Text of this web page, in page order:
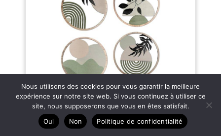
Carreaux muraux en diamant 3D :
excellente décoration pour le salon,
la chambre, la salle de bain, derrière
le téléviseur, au mur, au plafond,
pour tout type de local commercial
ou d’habitation.
Vous pouvez également peindre les
étagères en bois pour vos besoins de
bricolage FACILE À INSTALLER : Les
Étagère murale bohème moderne
sont munies de crochets
triangulaires à l'arrière pour que
vous puissiez les suspendre
directement. Pendant ce temps, il y
a des trous de montage sur la
surface de la planche en bois, nous
vous fournissons des vis assorties,
vous pouvez utiliser nos vis pour
connecter le support de montage
mural à la planche en bois
stabilité du cadre en bois SCÉNARIO
D'UTILISATION : Ces étagères en
Nous utilisons des cookies pour vous garantir la meilleure
expérience sur notre site web. Si vous continuez à utiliser ce
site, nous supposerons que vous en êtes satisfait.
Oui
Non Politique de confidentialité